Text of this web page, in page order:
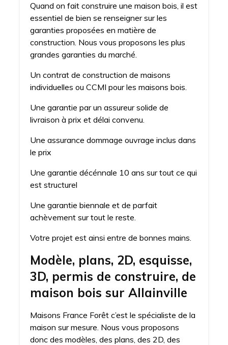
Quand on fait construire une maison bois, il est
essentiel de bien se renseigner sur les
garanties proposées en matière de
construction. Nous vous proposons les plus
grandes garanties du marché.
Un contrat de construction de maisons
individuelles ou CCMI pour les maisons bois.
Une garantie par un assureur solide de
livraison à prix et délai convenu.
Une assurance dommage ouvrage inclus dans
le prix
Une garantie décénnale 10 ans sur tout ce qui
est structurel
Une garantie biennale et de parfait
achèvement sur tout le reste.
Votre projet est ainsi entre de bonnes mains.
Modèle, plans, 2D, esquisse,
3D, permis de construire, de
maison bois sur Allainville
Maisons France Forêt c’est le spécialiste de la
maison sur mesure. Nous vous proposons
donc des modèles, des plans, des 2D, des